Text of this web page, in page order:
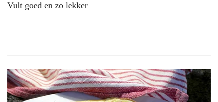
Vult goed en zo lekker